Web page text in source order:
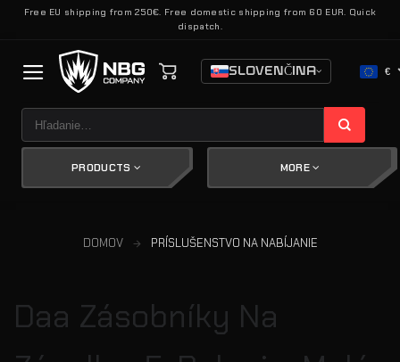
SkipFree EU shipping from 250€. Free domestic shipping from 60 EUR. Quick
dispatch.
SLOVENČINA €
PRODUCTS MORE
DOMOV PRÍSLUŠENSTVO NA NABÍJANIE
Daa Zásobníky Na